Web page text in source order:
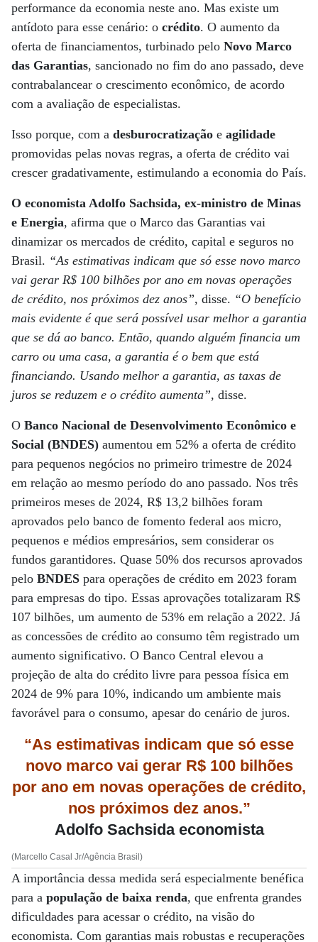
performance da economia neste ano. Mas existe um
antídoto para esse cenário: o crédito. O aumento da
oferta de financiamentos, turbinado pelo Novo Marco
das Garantias, sancionado no fim do ano passado, deve
contrabalancear o crescimento econômico, de acordo
com a avaliação de especialistas.
Isso porque, com a desburocratização e agilidade
promovidas pelas novas regras, a oferta de crédito vai
crescer gradativamente, estimulando a economia do País.
O economista Adolfo Sachsida, ex-ministro de Minas
e Energia, afirma que o Marco das Garantias vai
dinamizar os mercados de crédito, capital e seguros no
Brasil. “As estimativas indicam que só esse novo marco
vai gerar R$ 100 bilhões por ano em novas operações
de crédito, nos próximos dez anos”, disse. “O benefício
mais evidente é que será possível usar melhor a garantia
que se dá ao banco. Então, quando alguém financia um
carro ou uma casa, a garantia é o bem que está
financiando. Usando melhor a garantia, as taxas de
juros se reduzem e o crédito aumenta”, disse.
O Banco Nacional de Desenvolvimento Econômico e
Social (BNDES) aumentou em 52% a oferta de crédito
para pequenos negócios no primeiro trimestre de 2024
em relação ao mesmo período do ano passado. Nos três
primeiros meses de 2024, R$ 13,2 bilhões foram
aprovados pelo banco de fomento federal aos micro,
pequenos e médios empresários, sem considerar os
fundos garantidores. Quase 50% dos recursos aprovados
pelo BNDES para operações de crédito em 2023 foram
para empresas do tipo. Essas aprovações totalizaram R$
107 bilhões, um aumento de 53% em relação a 2022. Já
as concessões de crédito ao consumo têm registrado um
aumento significativo. O Banco Central elevou a
projeção de alta do crédito livre para pessoa física em
2024 de 9% para 10%, indicando um ambiente mais
favorável para o consumo, apesar do cenário de juros.
“As estimativas indicam que só esse
novo marco vai gerar R$ 100 bilhões
por ano em novas operações de crédito,
nos próximos dez anos.”
Adolfo Sachsida economista
(Marcello Casal Jr/Agência Brasil)
A importância dessa medida será especialmente benéfica
para a população de baixa renda, que enfrenta grandes
dificuldades para acessar o crédito, na visão do
economista. Com garantias mais robustas e recuperações